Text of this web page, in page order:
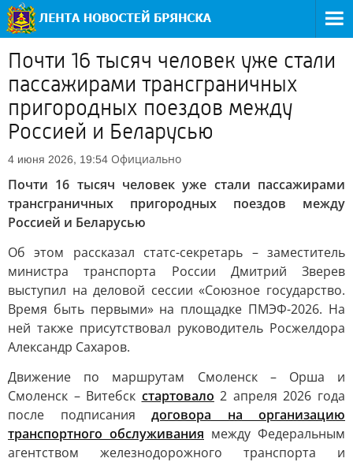
Почти 16 тысяч человек уже стали
пассажирами трансграничных
пригородных поездов между
Россией и Беларусью
4 июня 2026, 19:54 Официально
Почти 16 тысяч человек уже стали пассажирами
трансграничных пригородных поездов между
Россией и Беларусью
Об этом рассказал статс-секретарь – заместитель
министра транспорта России Дмитрий Зверев
выступил на деловой сессии «Союзное государство.
Время быть первыми» на площадке ПМЭФ-2026. На
ней также присутствовал руководитель Росжелдора
Александр Сахаров.
Движение по маршрутам Смоленск – Орша и
Смоленск – Витебск стартовало 2 апреля 2026 года
после подписания договора на организацию
транспортного обслуживания между Федеральным
агентством железнодорожного транспорта и